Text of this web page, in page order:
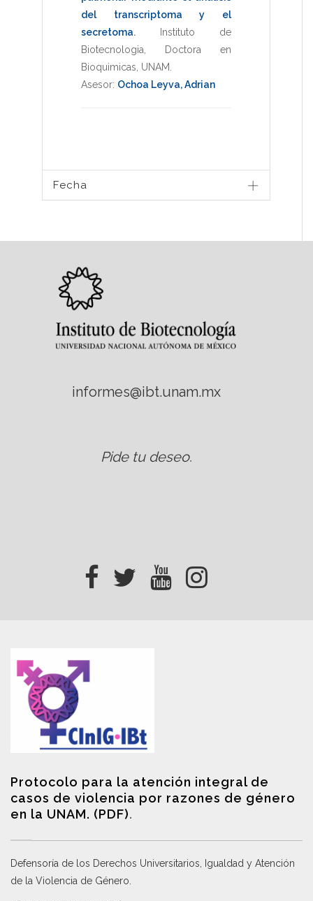
del transcriptoma y el
secretoma.
Instituto de
Biotecnologia
Doctora en
Bioquimicas UNAM
Asesor: Ochoa Leyva, Adrian
Fecha
informes@ibt.unam.mx
Pide tu deseo.
Protocolo para la atención integral de
casos de violencia por razones de género
en la UNAM. (PDF).
Defensoría de los Derechos Universitarios, Igualdad y Atención
de la Violencia de Género